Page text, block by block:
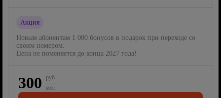
Акция
Новым абонентам 1 000 бонусов в подарок при переходе со
своим номером.
Цена не поменяется до конца 2027 года!
300
руб
мес